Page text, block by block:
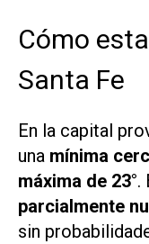
Cómo
Santa Fe
En la capital
una mínima
máxima de 23°.
parcialmente
sin